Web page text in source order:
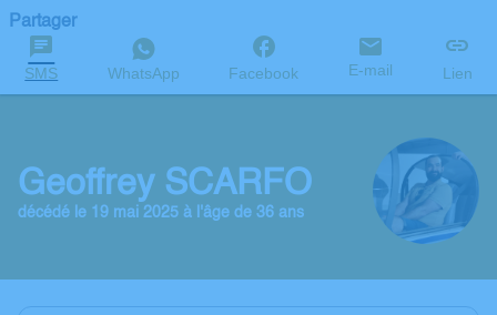
Partager
SMS WhatsApp Facebook E-mail Lien
Geoffrey SCARFO
décédé le 19 mai 2025 à l'âge de 36 ans